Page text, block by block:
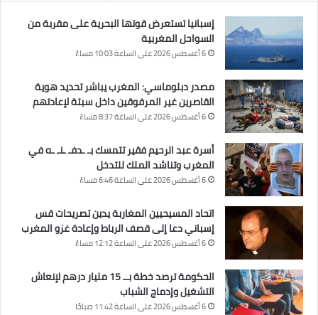
إسبانيا تستعرض قوتها البحرية على مقربة من
السواحل المغربية
6 أغسطس 2026 على الساعة 10:03 مساءً
مصدر دبلوماسي: المغرب يباشر تحديد هوية
القاصرين غير المرفوقين داخل سبتة لإعادتهم
6 أغسطس 2026 على الساعة 8:37 مساءً
أسرة عبد الرحيم فقير تتمسك بـ ـدفـ ـنـ ـه في
المغرب وتناشد الملك للتدخل
6 أغسطس 2026 على الساعة 6:46 مساءً
اتحاد المسيحيين المغاربة يدين تصريحات قس
إسباني دعا إلى قصف الرباط وإعادة غزو المغرب
6 أغسطس 2026 على الساعة 12:12 مساءً
الحكومة ترصد خطة بــ 15 مليار درهم لإنعاش
التشغيل وإدماج الشباب
6 أغسطس 2026 على الساعة 11:42 صباحًا